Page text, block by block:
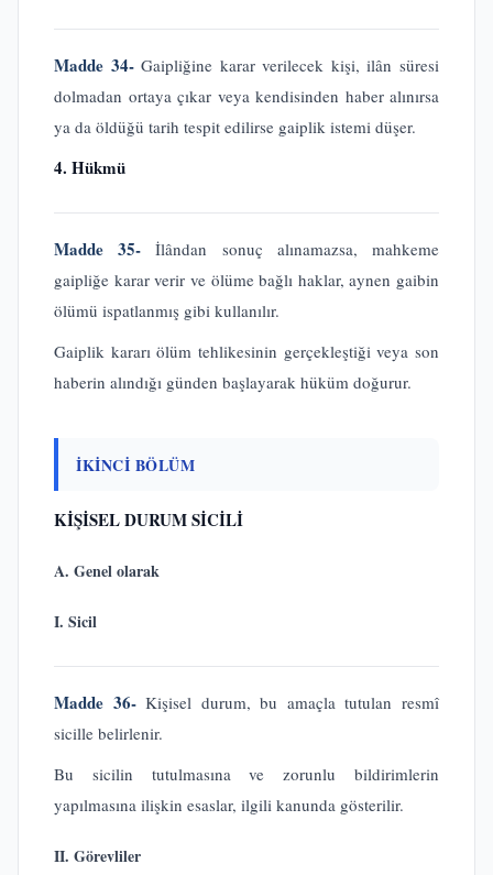
Madde 34-Gaipliğine karar verilecek kişi, ilân süresi
dolmadan ortaya çıkar veya kendisinden haber alınırsa
ya da öldüğü tarih tespit edilirse gaiplik istemi düşer.
4. Hükmü
Madde 35- İlândan sonuç alınamazsa, mahkeme
gaipliğe karar verir ve ölüme bağlı haklar, aynen gaibin
ölümü ispatlanmış gibi kullanılır.
Gaiplik kararı ölüm tehlikesinin gerçekleştiği veya son
haberin alındığı günden başlayarak hüküm doğurur.
İKİNCİ BÖLÜM
KİŞİSEL DURUM SİCİLİ
A. Genel olarak
I. Sicil
Madde 36-Kişisel durum, bu amaçla tutulan resmî
sicille belirlenir.
Bu sicilin tutulmasına ve zorunlu bildirimlerin
yapılmasına ilişkin esaslar, ilgili kanunda gösterilir.
II. Görevliler